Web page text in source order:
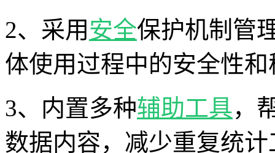
2、采用 安全保护机制管
体使用过程中的安全性
3、内置多种辅助工具，
数据内容，减少重复统计